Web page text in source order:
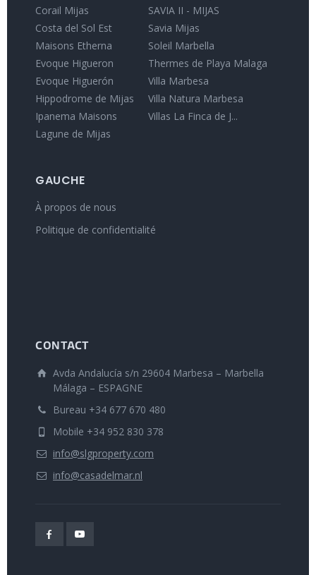
Corail Mijas
Costa del Sol Est
Maisons Etherna
Evoque Higueron
Evoque Higuerón
Hippodrome de Mijas
Ipanema Maisons
Lagune de Mijas
SAVIA II - MIJAS
Savia Mijas
Soleil Marbella
Thermes de Playa Malaga
Villa Marbesa
Villa Natura Marbesa
Villas La Finca de J...
GAUCHE
À propos de nous
Politique de confidentialité
CONTACT
Avda Andalucía s/n 29604 Marbesa – Marbella
Málaga – ESPAGNE
Bureau +34 677 670 480
Mobile +34 952 830 378
info@slgproperty.com
info@casadelmar.nl